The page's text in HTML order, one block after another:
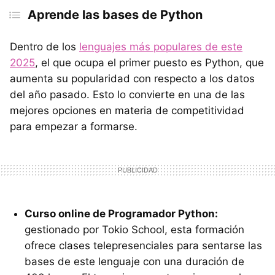
Aprende las bases de Python
Dentro de los lenguajes más populares de este
2025, el que ocupa el primer puesto es Python, que
aumenta su popularidad con respecto a los datos
del año pasado. Esto lo convierte en una de las
mejores opciones en materia de competitividad
para empezar a formarse.
Curso online de Programador Python:
gestionado por Tokio School, esta formación
ofrece clases telepresenciales para sentarse las
bases de este lenguaje con una duración de